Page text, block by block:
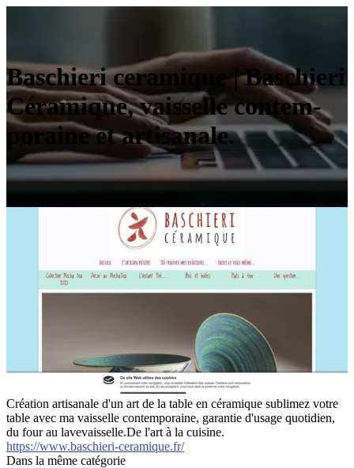
Baschieri ceramique | Baschieri
Céramique, vaisselle con­tem­
porai­ne et artisanale.
Création artisanale d'un art de la table en céramique sublimez votre
table avec ma vaisselle contemporaine, garantie d'usage quotidien,
du four au lavevaisselle.De l'art à la cuisine.
https://www.baschieri-ceramique.fr/
Dans la même catégorie